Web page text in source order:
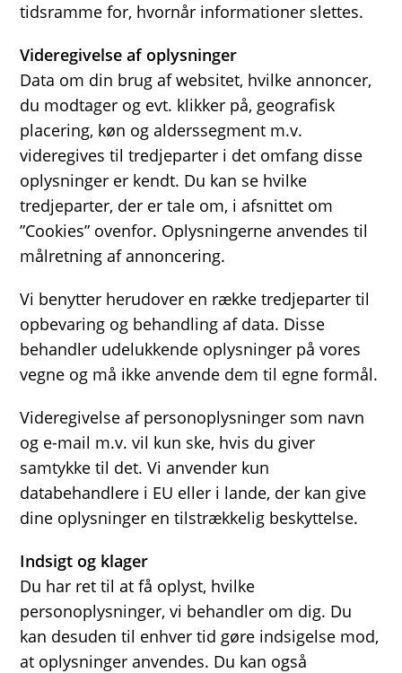
tidsramme for, hvornår informationer slettes.
Videregivelse af oplysninger
Data om din brug af websitet, hvilke annoncer,
du modtager og evt. klikker på, geografisk
placering, køn og alderssegment m.v.
videregives til tredjeparter i det omfang disse
oplysninger er kendt. Du kan se hvilke
tredjeparter, der er tale om, i afsnittet om
”Cookies” ovenfor. Oplysningerne anvendes til
målretning af annoncering.
Vi benytter herudover en række tredjeparter til
opbevaring og behandling af data. Disse
behandler udelukkende oplysninger på vores
vegne og må ikke anvende dem til egne formål.
Videregivelse af personoplysninger som navn
og e-mail m.v. vil kun ske, hvis du giver
samtykke til det. Vi anvender kun
databehandlere i EU eller i lande, der kan give
dine oplysninger en tilstrækkelig beskyttelse.
Indsigt og klager
Du har ret til at få oplyst, hvilke
personoplysninger, vi behandler om dig. Du
kan desuden til enhver tid gøre indsigelse mod,
at oplysninger anvendes. Du kan også